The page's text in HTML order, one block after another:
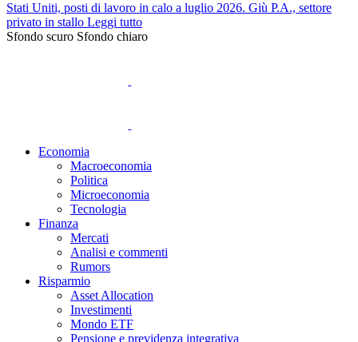
Stati Uniti, posti di lavoro in calo a luglio 2026. Giù P.A., settore
privato in stallo Leggi tutto
Sfondo scuro Sfondo chiaro
Economia
Macroeconomia
Politica
Microeconomia
Tecnologia
Finanza
Mercati
Analisi e commenti
Rumors
Risparmio
Asset Allocation
Investimenti
Mondo ETF
Pensione e previdenza integrativa